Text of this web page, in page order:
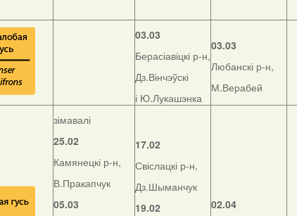
03.03
Берасіавіцкі р-н,
Дз.Вінчэўскі
і Ю.Лукашэнка
03.03
Любанскі р-н,
М.Верабей
зімавалі
25.02
Камянецкі р-н,
В.Пракапчук
05.03
17.02
Свіслацкі р-н,
Дз.Шыманчук
19.02
02.04